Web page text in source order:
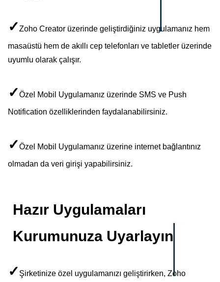
✓Zoho Creator üzerinde geliştirdiğiniz uygulamanız hem
masaüstü hem de akıllı cep telefonları ve tabletler üzerinde
uyumlu olarak çalışır.
✓Özel Mobil Uygulamanız üzerinde SMS ve Push
Notification özelliklerinden faydalanabilirsiniz.
✓Özel Mobil Uygulamanız üzerine internet bağlantınız
olmadan da veri girişi yapabilirsiniz.
Hazır Uygulamaları
Kurumunuza Uyarlayın
✓ Şirketinize özel uygulamanızı geliştirirken, Zoho